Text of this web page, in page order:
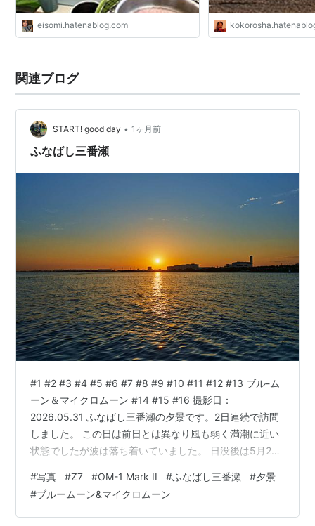
eisomi.hatenablog.com
関連ブログ
START! good day • 1ヶ月前
ふなばし三番瀬
#1 #2 #3 #4 #5 #6 #7 #8 #9 #10 #11 #12 #13 ブル-ム
ーン＆マイクロムーン #14 #15 #16 撮影日：
2026.05.31 ふなばし三番瀬の夕景です。2日連続で訪問
しました。 この日は前日とは異なり風も弱く満潮に近い
状態でしたが波は落ち着いていました。 日没後は5月2回
した。 はじめは雲の隙間から月が見えはじめ、丁度羽田
便が月上を通過しました。 使用カメラ＆レンズ #1~9
Nikon Z7+NIKKOR Z 24-120mm f/4 S RAWをCAPTURE
#写真 #Z7 #OM-1 Mark II #ふなばし三番瀬 #夕景
#ブルームーン&マイクロムーン